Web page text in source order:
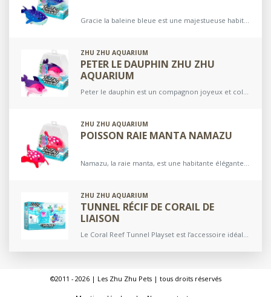
PETER LE DAUPHIN ZHU ZHU
AQUARIUM
ZHU ZHU AQUARIUM
POISSON RAIE MANTA NAMAZU
ZHU ZHU AQUARIUM
TUNNEL RÉCIF DE CORAIL DE
LIAISON
ZHU ZHU AQUARIUM
©2011 - 2026 | Les Zhu Zhu Pets | tous droits réservés